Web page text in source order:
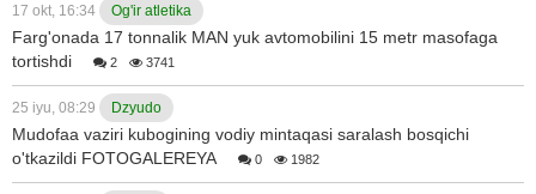
17 okt, 16:34 Og'ir atletika
Farg'onada 17 tonnalik MAN yuk avtomobilini 15 metr masofaga
tortishdi
2 3741
25 iyu, 08:29 Dzyudo
Mudofaa vaziri kubogining vodiy mintaqasi saralash bosqichi
o'tkazildi FOTOGALEREYA
0 1982